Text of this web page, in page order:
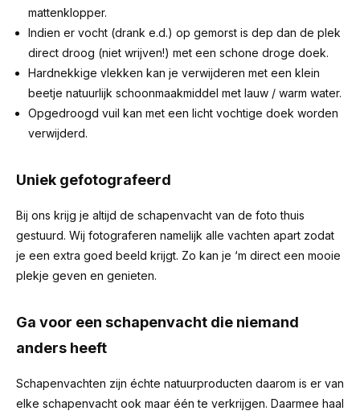
mattenklopper.
Indien er vocht (drank e.d.) op gemorst is dep dan de plek
direct droog (niet wrijven!) met een schone droge doek.
Hardnekkige vlekken kan je verwijderen met een klein
beetje natuurlijk schoonmaakmiddel met lauw / warm water.
Opgedroogd vuil kan met een licht vochtige doek worden
verwijderd.
Uniek gefotografeerd
Bij ons krijg je altijd de schapenvacht van de foto thuis
gestuurd. Wij fotograferen namelijk alle vachten apart zodat
je een extra goed beeld krijgt. Zo kan je ‘m direct een mooie
plekje geven en genieten.
Ga voor een schapenvacht die niemand
anders heeft
Schapenvachten zijn échte natuurproducten daarom is er van
elke schapenvacht ook maar één te verkrijgen. Daarmee haal